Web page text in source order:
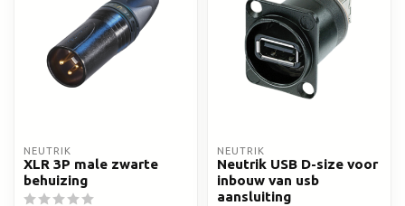
NEUTRIK
XLR 3P male zwarte
behuizing
NEUTRIK
Neutrik USB D-size voor
inbouw van usb
aansluiting